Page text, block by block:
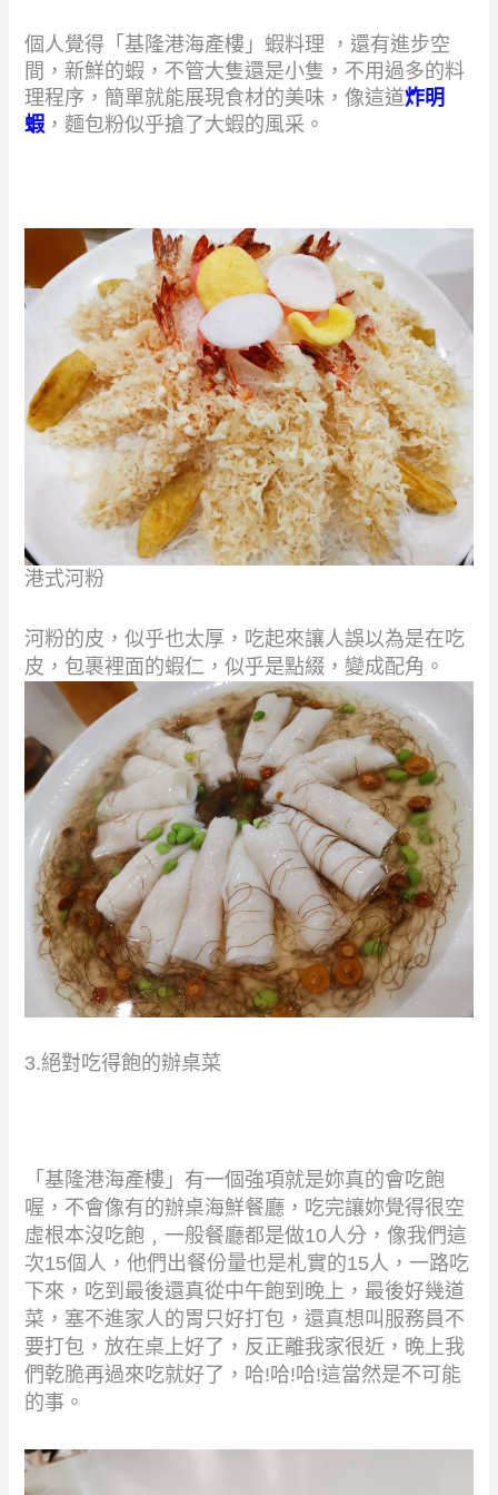
個人覺得「基隆港海產樓」蝦料理 ，還有進步空
間，新鮮的蝦，不管大隻還是小隻，不用過多的料
理程序，簡單就能展現食材的美味，像這道炸明
蝦 ，麵包粉似乎搶了大蝦的風采。
港式河粉
河粉的皮，似乎也太厚，吃起來讓人誤以為是在吃
皮，包裹裡面的蝦仁，似乎是點綴，變成配角。
3.絕對吃得飽的辦桌菜
「基隆港海產樓」有一個強項就是妳真的會吃飽
喔，不會像有的辦桌海鮮餐廳，吃完讓妳覺得很空
虛根本沒吃飽﹐一般餐廳都是做10人分，像我們這
次15個人，他們出餐份量也是札實的15人，一路吃
下來，吃到最後還真從中午飽到晚上，最後好幾道
菜，塞不進家人的胃只好打包，還真想叫服務員不
要打包，放在桌上好了，反正離我家很近，晚上我
們乾脆再過來吃就好了，哈!哈!哈!這當然是不可能
的事。